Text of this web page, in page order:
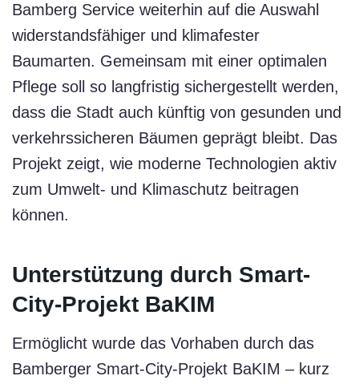
Bamberg Service weiterhin auf die Auswahl
widerstandsfähiger und klimafester
Baumarten. Gemeinsam mit einer optimalen
Pflege soll so langfristig sichergestellt werden,
dass die Stadt auch künftig von gesunden und
verkehrssicheren Bäumen geprägt bleibt. Das
Projekt zeigt, wie moderne Technologien aktiv
zum Umwelt- und Klimaschutz beitragen
können.
Unterstützung durch Smart-
City-Projekt BaKIM
Ermöglicht wurde das Vorhaben durch das
Bamberger Smart-City-Projekt BaKIM – kurz